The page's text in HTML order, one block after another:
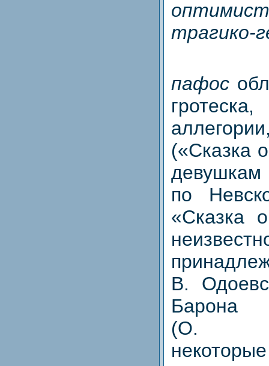
трагико-
пафос
гротеска,
(«Сказка
по
«Сказка
В.
(О.